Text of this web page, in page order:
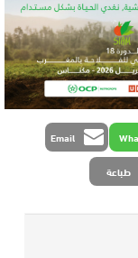
Email
طباعة